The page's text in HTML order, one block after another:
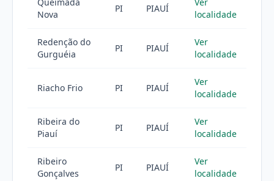
Nova
PI PIAUÍ
localidade
Redenção do
Gurguéia
PI PIAUÍ
Ver
localidade
Riacho Frio PI PIAUÍ
Ver
localidade
Ribeira do
Piauí
PI PIAUÍ
Ver
localidade
Ribeiro
Gonçalves
PI PIAUÍ
Ver
localidade